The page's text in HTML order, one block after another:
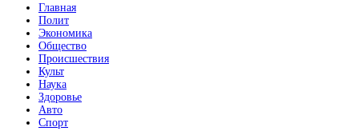
Главная
Полит
Экономика
Общество
Происшествия
Культ
Наука
Здоровье
Авто
Спорт